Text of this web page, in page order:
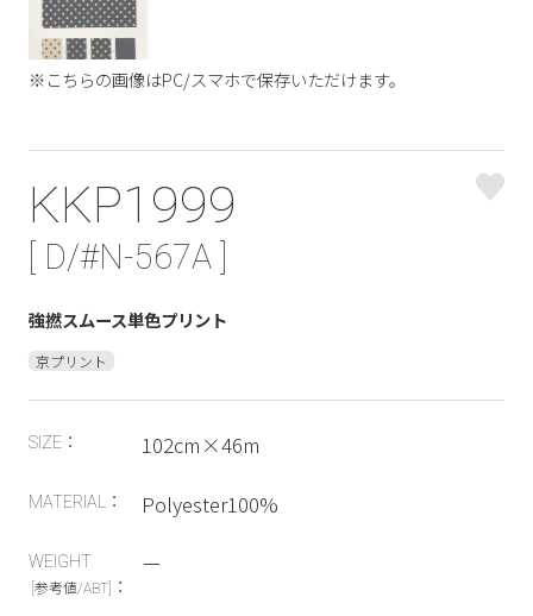
※こちらの画像はPC/スマホで保存いただけます。
KKP1999
[ D/#N-567A ]
強撚スムース単色プリント
京プリント
SIZE： 102cm×46m
MATERIAL： Polyester100%
WEIGHT
[参考値/ABT] ：
ー